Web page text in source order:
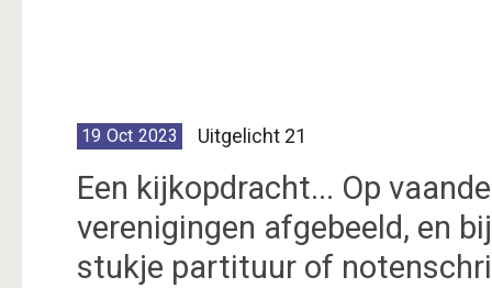
19 Oct 2023 Uitgelicht 21
Een kijkopdracht... Op
verenigingen afgebeeld, en
stukje partituur of